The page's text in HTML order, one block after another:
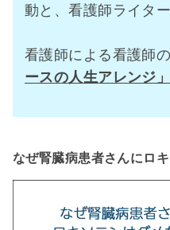
動と、看護師ライタ
看護師による看護師
ースの人生アレンジ」
なぜ腎臓病患者さんにロ